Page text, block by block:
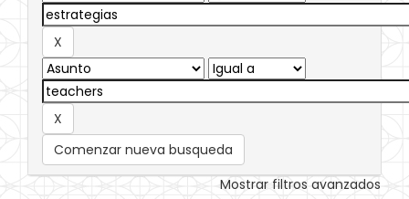
Comenzar nueva busqueda
Mostrar filtros avanzados